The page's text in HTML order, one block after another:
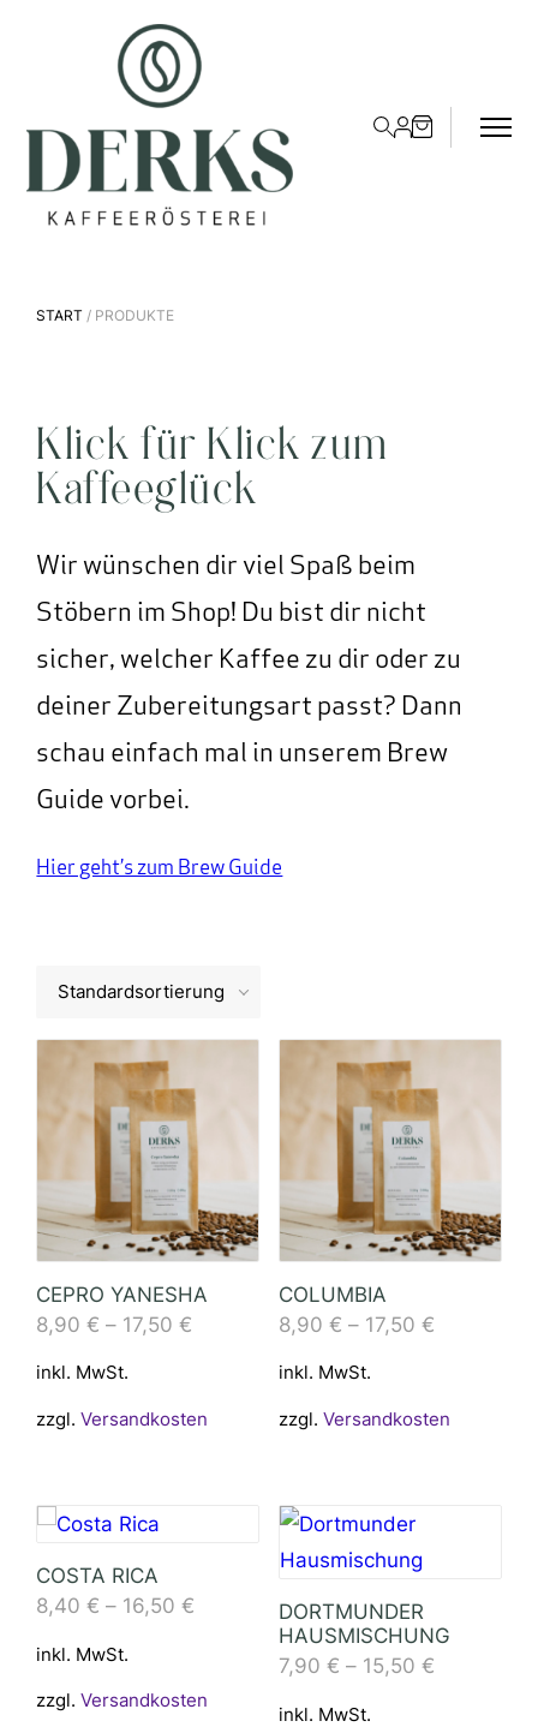
START / PRODUKTE
Klick für Klick zum
Kaffeeglück
Wir wünschen dir viel Spaß beim
Stöbern im Shop! Du bist dir nicht
sicher, welcher Kaffee zu dir oder zu
deiner Zubereitungsart passt? Dann
schau einfach mal in unserem Brew
Guide vorbei.
Hier geht’s zum Brew Guide
Standardsortierung
CEPRO YANESHA
8,90€ – 17,50€
inkl. MwSt.
zzgl.Versandkosten
COLUMBIA
8,90 € – 17,50 €
inkl. MwSt.
zzgl. Versandkosten
COSTA RICA
8,40€ – 16,50€
inkl. MwSt.
zzgl.Versandkosten
DORTMUNDER
HAUSMISCHUNG
7,90 € – 15,50 €
inkl. MwSt.